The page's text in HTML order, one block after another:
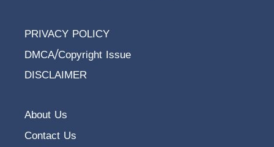
PRIVACY POLICY
DMCA/Copyright Issue
DISCLAIMER
About Us
Contact Us